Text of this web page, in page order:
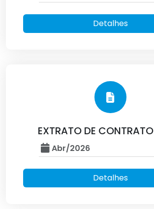
Detalhes
EXTRATO DE CONTRATO
Abr/2026
Detalhes